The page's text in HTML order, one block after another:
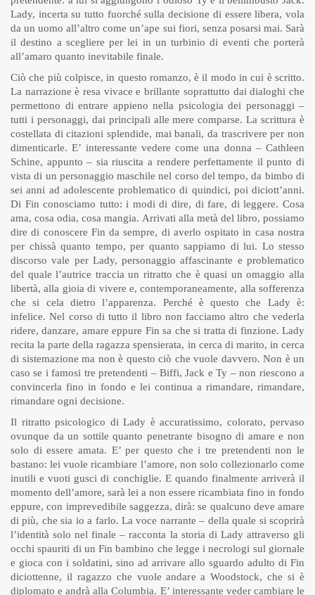
Lady, incerta su tutto fuorché sulla decisione di essere libera, vola
da un uomo all’altro come un’ape sui fiori, senza posarsi mai. Sarà
il destino a scegliere per lei in un turbinio di eventi che porterà
all’amaro quanto inevitabile finale.
Ciò che più colpisce, in questo romanzo, è il modo in cui è scritto.
La narrazione è resa vivace e brillante soprattutto dai dialoghi che
permettono di entrare appieno nella psicologia dei personaggi –
tutti i personaggi, dai principali alle mere comparse. La scrittura è
costellata di citazioni splendide, mai banali, da trascrivere per non
dimenticarle. E’ interessante vedere come una donna – Cathleen
Schine, appunto – sia riuscita a rendere perfettamente il punto di
vista di un personaggio maschile nel corso del tempo, da bimbo di
sei anni ad adolescente problematico di quindici, poi diciott’anni.
Di Fin conosciamo tutto: i modi di dire, di fare, di leggere. Cosa
ama, cosa odia, cosa mangia. Arrivati alla metà del libro, possiamo
dire di conoscere Fin da sempre, di averlo ospitato in casa nostra
per chissà quanto tempo, per quanto sappiamo di lui. Lo stesso
discorso vale per Lady, personaggio affascinante e problematico
del quale l’autrice traccia un ritratto che è quasi un omaggio alla
libertà, alla gioia di vivere e, contemporaneamente, alla sofferenza
che si cela dietro l’apparenza. Perché è questo che Lady è:
infelice. Nel corso di tutto il libro non facciamo altro che vederla
ridere, danzare, amare eppure Fin sa che si tratta di finzione. Lady
recita la parte della ragazza spensierata, in cerca di marito, in cerca
di sistemazione ma non è questo ciò che vuole davvero. Non è un
caso se i famosi tre pretendenti – Biffi, Jack e Ty – non riescono a
convincerla fino in fondo e lei continua a rimandare, rimandare,
rimandare ogni decisione.
Il ritratto psicologico di Lady è accuratissimo, colorato, pervaso
ovunque da un sottile quanto penetrante bisogno di amare e non
solo di essere amata. E’ per questo che i tre pretendenti non le
bastano: lei vuole ricambiare l’amore, non solo collezionarlo come
inutili e vuoti gusci di conchiglie. E quando finalmente arriverà il
momento dell’amore, sarà lei a non essere ricambiata fino in fondo
eppure, con imprevedibile saggezza, dirà: se qualcuno deve amare
di più, che sia io a farlo. La voce narrante – della quale si scoprirà
l’identità solo nel finale – racconta la storia di Lady attraverso gli
occhi spauriti di un Fin bambino che legge i necrologi sul giornale
e gioca con i soldatini, sino ad arrivare allo sguardo adulto di Fin
diciottenne, il ragazzo che vuole andare a Woodstock, che si è
diplomato e andrà alla Columbia. E’ interessante veder cambiare le